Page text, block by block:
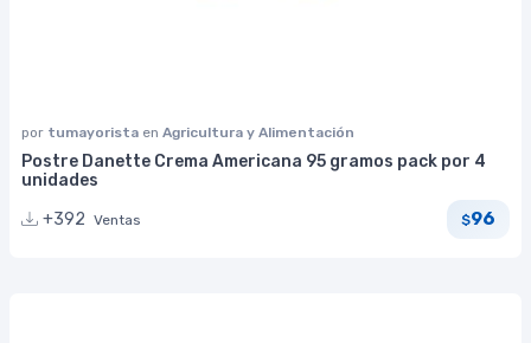
por tumayorista en Agricultura y Alimentación
Postre Danette Crema Americana 95 gramos pack por 4
unidades
+392 Ventas $96